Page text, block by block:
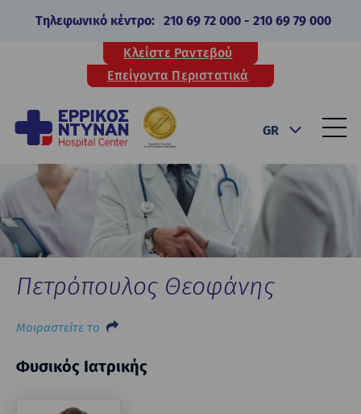
Τηλεφωνικό κέντρο: 210 69 72 000- 210 69 79 000
Κλείστε Ραντεβού
Επείγοντα Περιστατικά
GR
Πετρόπουλος Θεοφάνης
Μοιραστείτε το
Φυσικός Ιατρικής